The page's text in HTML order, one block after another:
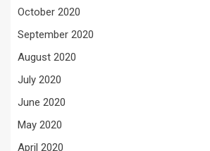
October 2020
September 2020
August 2020
July 2020
June 2020
May 2020
April 2020